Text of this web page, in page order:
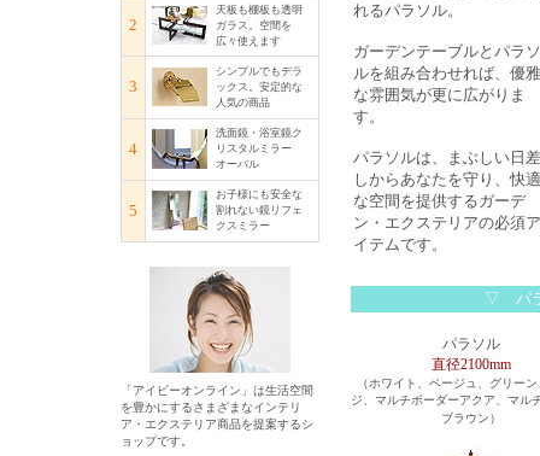
2
天板も棚板も透明
ガラス。空間を
広々使えます
3
シンプルでもデラ
ックス。安定的な
人気の商品
4
洗面鏡・浴室鏡ク
リスタルミラー
オーバル
5
お子様にも安全な
割れない鏡リフェ
クスミラー
「アイビーオンライン」は生活空間
を豊かにするさまざまなインテリ
ア・エクステリア商品を提案するシ
ョップです。
れるパラソル。
ガーデンテーブルとパラソ
ルを組み合わせれば、優雅
な雰囲気が更に広がりま
す。
パラソルは、まぶしい日差
しからあなたを守り、快適
な空間を提供するガーデ
ン・エクステリアの必須ア
イテムです。
▽ パラ
パラソル
直径2100mm
（ホワイト、ベージュ、グリー
ジ、マルチボーダーアクア、マル
ブラウン）